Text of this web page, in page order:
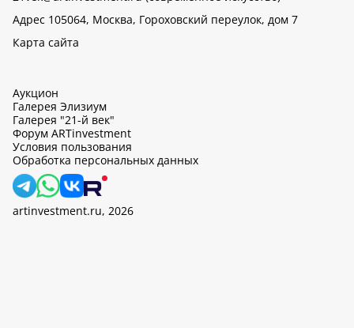
Адрес 105064, Москва, Гороховский переулок, дом 7
Карта сайта
Аукцион
Галерея Элизиум
Галерея "21-й век"
Форум ARTinvestment
Условия пользования
Обработка персональных данных
artinvestment.ru, 2026